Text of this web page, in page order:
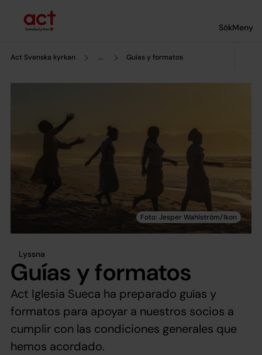
SökMeny
Act Svenska kyrkan ... Guías y formatos
Lyssna
Guías y formatos
Act Iglesia Sueca ha preparado guías y
formatos para apoyar a nuestros socios a
cumplir con las condiciones generales que
hemos acordado.